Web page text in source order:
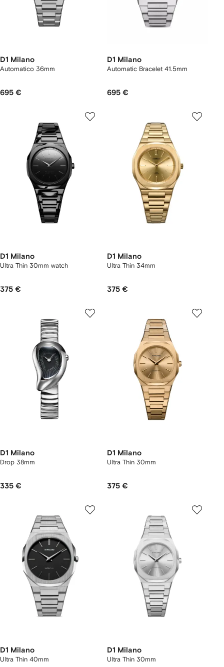
D1 Milano
Automatico 36mm
695 €
D1 Milano
Automatic Bracelet 41.5mm
695 €
D1 Milano
Ultra Thin 30mm watch
375 €
D1 Milano
Ultra Thin 34mm
375 €
D1 Milano
Drop 38mm
335 €
D1 Milano
Ultra Thin 30mm
375 €
D1 Milano
Ultra Thin 40mm
D1 Milano
Ultra Thin 30mm